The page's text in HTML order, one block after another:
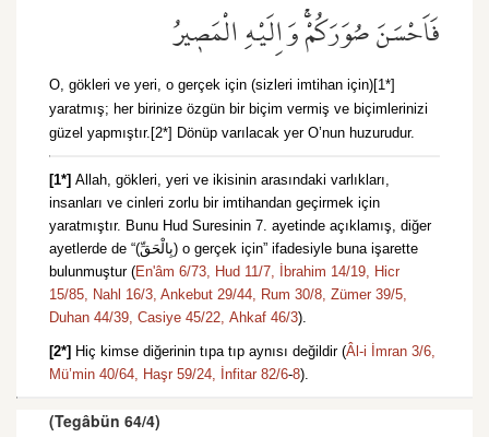
فَاَحْسَنَ صُوَرَكُمْۚ وَاِلَيْهِ الْمَص۪يرُ
O, gökleri ve yeri, o gerçek için (sizleri imtihan için)[1*]
yaratmış; her birinize özgün bir biçim vermiş ve biçimlerinizi
güzel yapmıştır.[2*] Dönüp varılacak yer O’nun huzurudur.
[1*] Allah, gökleri, yeri ve ikisinin arasındaki varlıkları,
insanları ve cinleri zorlu bir imtihandan geçirmek için
yaratmıştır. Bunu Hud Suresinin 7. ayetinde açıklamış, diğer
ayetlerde de “(بِالْحَقِّ) o gerçek için” ifadesiyle buna işarette
bulunmuştur (En'âm 6/73, Hud 11/7, İbrahim 14/19, Hicr
15/85, Nahl 16/3, Ankebut 29/44, Rum 30/8, Zümer 39/5,
Duhan 44/39, Casiye 45/22, Ahkaf 46/3).
[2*] Hiç kimse diğerinin tıpa tıp aynısı değildir (Âl-i İmran 3/6,
Mü’min 40/64, Haşr 59/24, İnfitar 82/6-8).
(Tegâbün 64/4)